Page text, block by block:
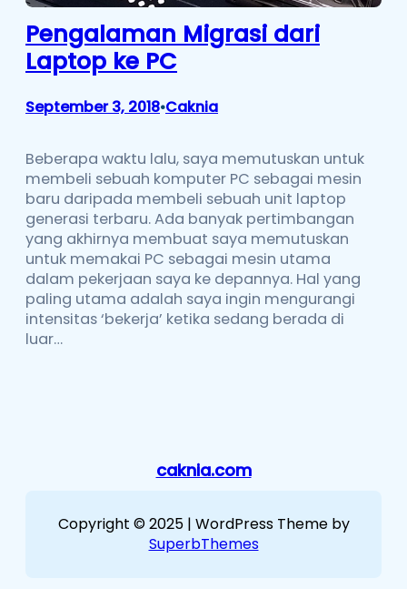
Pengalaman Migrasi dari
Laptop ke PC
September 3, 2018•Caknia
Beberapa waktu lalu, saya memutuskan untuk
membeli sebuah komputer PC sebagai mesin
baru daripada membeli sebuah unit laptop
generasi terbaru. Ada banyak pertimbangan
yang akhirnya membuat saya memutuskan
untuk memakai PC sebagai mesin utama
dalam pekerjaan saya ke depannya. Hal yang
paling utama adalah saya ingin mengurangi
intensitas ‘bekerja’ ketika sedang berada di
luar…
caknia.com
Copyright © 2025 | WordPress Theme by
SuperbThemes